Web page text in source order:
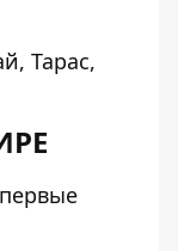
Тарас,